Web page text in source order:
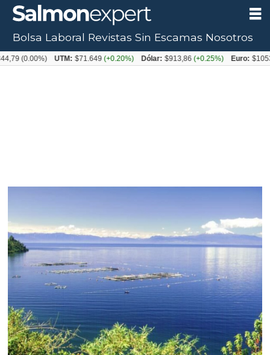
Bolsa Laboral Revistas Sin Escamas Nosotros
UTM: $71.649(+0.20%) Dólar: $913,86(+0.25%) Euro: $1053,08(-